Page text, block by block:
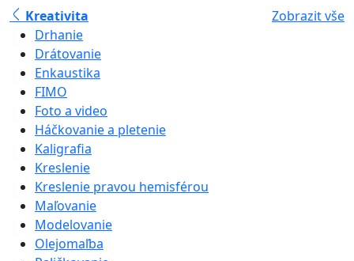
Kreativita
Zobrazit vše
Drhanie
Drátovanie
Enkaustika
FIMO
Foto a video
Háčkovanie a pletenie
Kaligrafia
Kreslenie
Kreslenie pravou hemisférou
Maľovanie
Modelovanie
Olejomaľba